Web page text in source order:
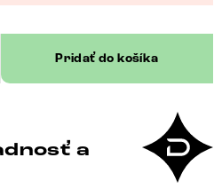
Pridať do košíka
a